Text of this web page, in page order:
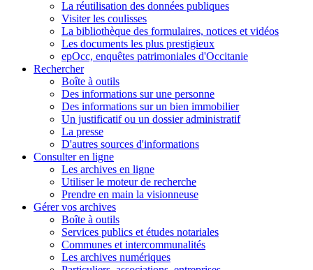
La réutilisation des données publiques
Visiter les coulisses
La bibliothèque des formulaires, notices et vidéos
Les documents les plus prestigieux
epOcc, enquêtes patrimoniales d'Occitanie
Rechercher
Boîte à outils
Des informations sur une personne
Des informations sur un bien immobilier
Un justificatif ou un dossier administratif
La presse
D'autres sources d'informations
Consulter en ligne
Les archives en ligne
Utiliser le moteur de recherche
Prendre en main la visionneuse
Gérer vos archives
Boîte à outils
Services publics et études notariales
Communes et intercommunalités
Les archives numériques